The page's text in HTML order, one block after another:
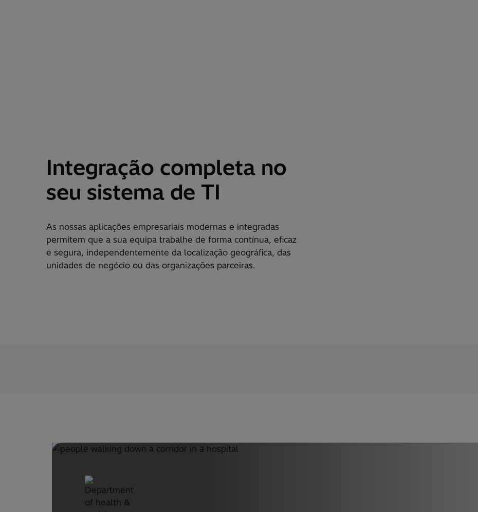
Integração completa no
seu sistema de TI
As nossas aplicações empresariais modernas e integradas
permitem que a sua equipa trabalhe de forma contínua, eficaz
e segura, independentemente da localização geográfica, das
unidades de negócio ou das organizações parceiras.